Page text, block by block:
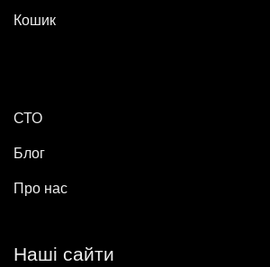
Кошик
СТО
Блог
Про нас
Наші сайти